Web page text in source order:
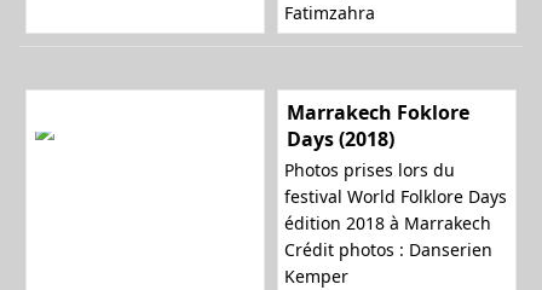
Fatimzahra
Marrakech Foklore
Days (2018)
Photos prises lors du
festival World Folklore Days
édition 2018 à Marrakech
Crédit photos : Danserien
Kemper